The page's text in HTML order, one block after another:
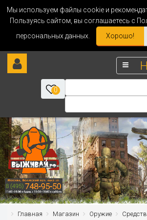
Мы используем файлы cookie и
Пользуясь сайтом, вы соглашаетесь с
персональных данных.
Хорошо!
0
Главная Магазин Оружие